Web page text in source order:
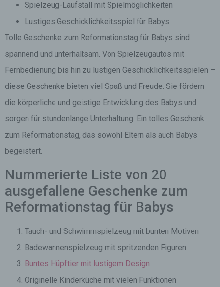
Spielzeug-Laufstall mit Spielmöglichkeiten
Lustiges Geschicklichkeitsspiel für Babys
Tolle Geschenke zum Reformationstag für Babys sind
spannend und unterhaltsam. Von Spielzeugautos mit
Fernbedienung bis hin zu lustigen Geschicklichkeitsspielen –
diese Geschenke bieten viel Spaß und Freude. Sie fördern
die körperliche und geistige Entwicklung des Babys und
sorgen für stundenlange Unterhaltung. Ein tolles Geschenk
zum Reformationstag, das sowohl Eltern als auch Babys
begeistert.
Nummerierte Liste von 20
ausgefallene Geschenke zum
Reformationstag für Babys
Tauch- und Schwimmspielzeug mit bunten Motiven
Badewannenspielzeug mit spritzenden Figuren
Buntes Hüpftier mit lustigem Design
Originelle Kinderküche mit vielen Funktionen